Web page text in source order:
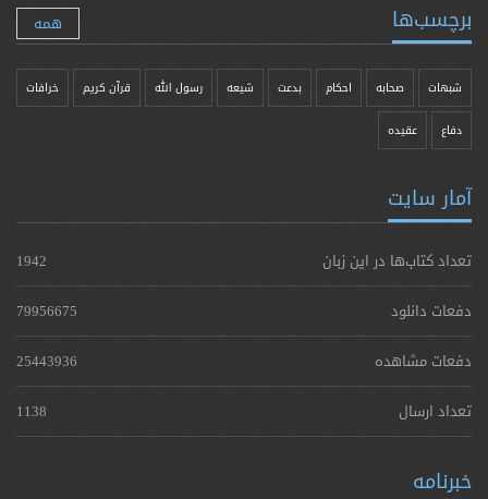
برچسب‌ها همه
شبهات صحابه احکام بدعت شیعه رسول الله قرآن کریم خرافات
دفاع عقیده
آمار سایت
تعداد کتاب‌ها در این زبان
1942
دفعات دانلود
79956675
دفعات مشاهده
25443936
تعداد ارسال
1138
خبرنامه